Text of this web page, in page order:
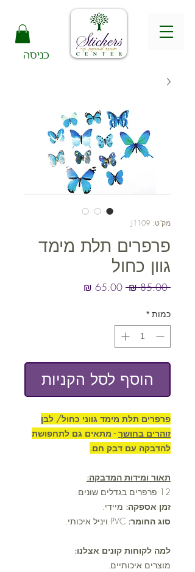
כניסה
מק"ט: J1109
פרפרים תלת מימד
גוון כחול
‏85.00 ‏₪
מחיר
כמות *
הוסף לסל הקניות
פרפרים תלת מימד גווני כחול/ לבן
זוהרים בחושך - מתאים גם לתחפושת
להדבקה עם דבק חם.
תאור ומידות המדבקה:
12 פרפרים בגדלים שונים.
זמן אספקה: מיידי.
סוג החומר:
למה לקוחות קונים אצלנו:
מוצרים איכותיים.